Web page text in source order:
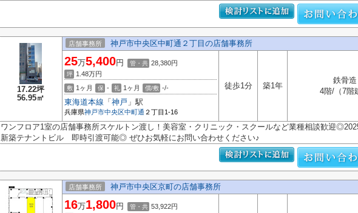
17.22坪
56.95㎡
店舗事務所 神戸市中央区中町通２丁目の店舗事務所
25万5,400円 管・共 28,380円
坪 1.48万円
敷 1ヶ月 保 - 礼 1ヶ月 償/敷 -/-
東海道本線 「 神戸 」駅
兵庫県神戸市中央区中町通 ２丁目1-16
徒歩1分 築1年
鉄骨造
4階/（7階
ワンフロア1室の店舗事務所スケルトン渡し！美容室・クリニック・スクールなど業種相談歓迎
新築テナントビル 即時引渡可能◎ ぜひお気軽にお問い合わせください♪
店舗事務所 神戸市中央区京町の店舗事務所
16万1,800円 管・共 53,922円